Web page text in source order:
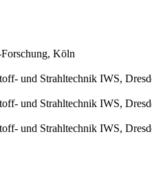
Köln
und Strahltechnik IWS,
und Strahltechnik IWS,
und Strahltechnik IWS,